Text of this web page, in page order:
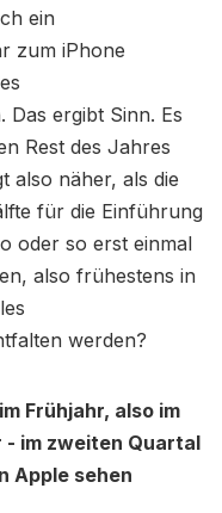
ein
zum iPhone
Das ergibt Sinn. Es
Rest des Jahres
also näher, als die
für die Einführung
oder so erst einmal
also frühestens in
werden?
Frühjahr, also im
im zweiten Quartal
Apple sehen